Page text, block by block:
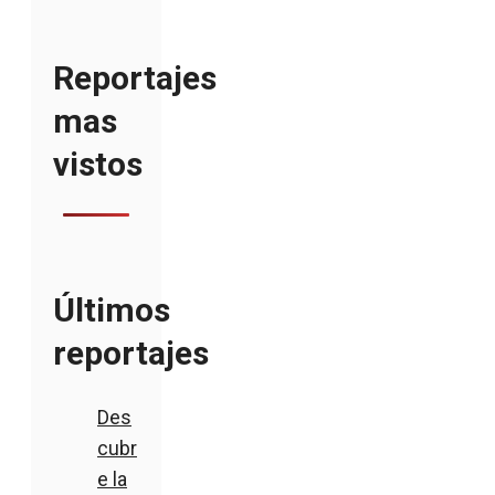
Reportajes
mas
vistos
Últimos
reportajes
Des
cubr
e la